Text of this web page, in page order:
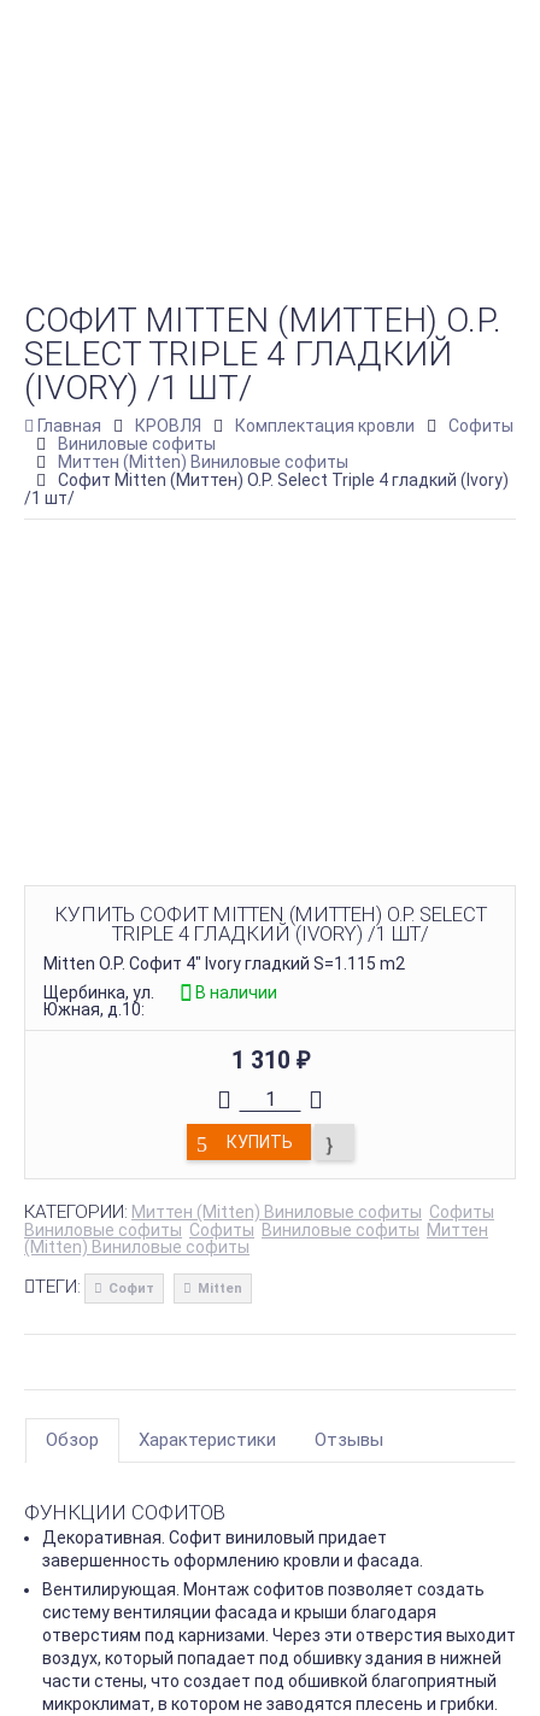
СОФИТ MITTEN (МИТТЕН) O.P.
SELECT TRIPLE 4 ГЛАДКИЙ
(IVORY) /1 ШТ/
Главная КРОВЛЯ Комплектация кровли
Софиты
Виниловые софиты
Миттен (Mitten) Виниловые софиты
Софит Mitten (Миттен) O.P. Select Triple 4 гладкий (Ivory)
/1 шт/
КУПИТЬ СОФИТ MITTEN (МИТТЕН) O.P. SELECT
TRIPLE 4 ГЛАДКИЙ (IVORY) /1 ШТ/
Mitten O.P. Софит 4" Ivory гладкий S=1.115 m2
Щербинка, ул.
Южная, д.10:
В наличии
1 310 ₽
КУПИТЬ
КАТЕГОРИИ: Миттен (Mitten) Виниловые софиты Софиты
Виниловые софиты Софиты Виниловые софиты Миттен
(Mitten) Виниловые софиты
ТЕГИ: Софит Mitten
Обзор Характеристики Отзывы
ФУНКЦИИ СОФИТОВ
Декоративная. Софит виниловый придает
завершенность оформлению кровли и фасада.
Вентилирующая. Монтаж софитов позволяет создать
систему вентиляции фасада и крыши благодаря
отверстиям под карнизами. Через эти отверстия выходит
воздух, который попадает под обшивку здания в нижней
части стены, что создает под обшивкой благоприятный
микроклимат, в котором не заводятся плесень и грибки.